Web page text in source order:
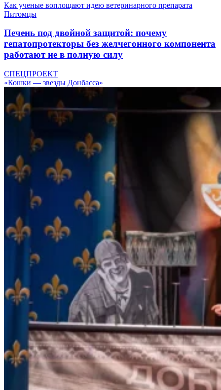
Как ученые воплощают идею ветеринарного препарата
Питомцы
Печень под двойной защитой: почему
гепатопротекторы без желчегонного компонента
работают не в полную силу
СПЕЦПРОЕКТ
«Кошки — звезды Донбасса»